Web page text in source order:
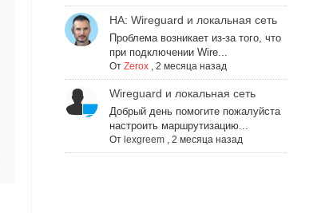
НА: Wireguard и локальная сеть
Проблема возникает из-за того, что
при подключении Wire...
От Zerox, 2 месяца назад
Wireguard и локальная сеть
Добрый день помогите пожалуйста
настроить маршрутизацию...
От lexgreem, 2 месяца назад